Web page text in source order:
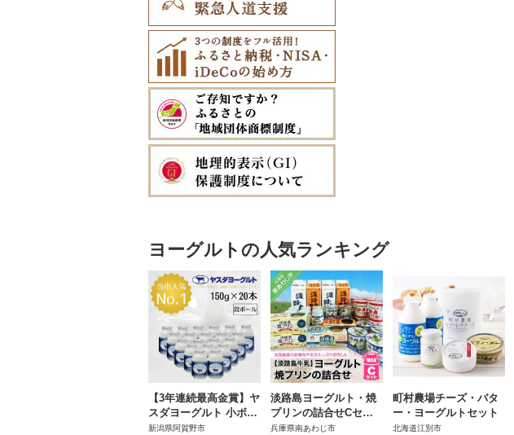
ヨーグルトの人気ランキング
【3年連続最高金賞】ヤ
スダヨーグルト 小ボト
ル 150g×20本
新潟県阿賀野市
淡路島ヨーグルト・焼
プリンの詰合せCセッ
ト
兵庫県南あわじ市
町村農場チーズ・バタ
ー・ヨーグルトセット
北海道江別市